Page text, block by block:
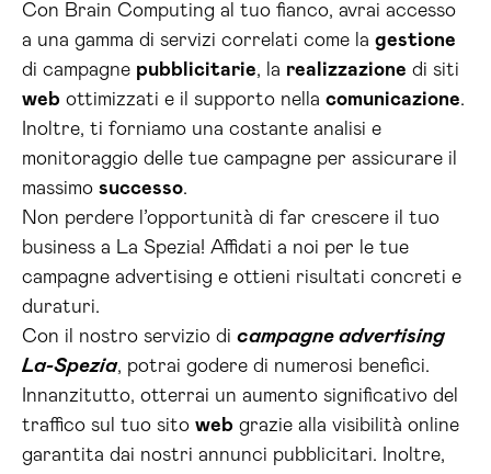
Con Brain Computing al tuo fianco, avrai accesso
a una gamma di servizi correlati come la gestione
di campagne pubblicitarie, la realizzazione di siti
web ottimizzati e il supporto nella comunicazione.
Inoltre, ti forniamo una costante analisi e
monitoraggio delle tue campagne per assicurare il
massimo successo.
Non perdere l’opportunità di far crescere il tuo
business a La Spezia! Affidati a noi per le tue
campagne advertising e ottieni risultati concreti e
duraturi.
Con il nostro servizio di campagne advertising
La-Spezia, potrai godere di numerosi benefici.
Innanzitutto, otterrai un aumento significativo del
traffico sul tuo sito web grazie alla visibilità online
garantita dai nostri annunci pubblicitari. Inoltre,